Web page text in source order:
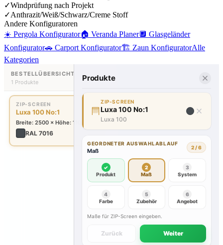
✓Windprüfung nach Projekt
✓Anthrazit/Weiß/Schwarz/Creme Stoff
Andere Konfiguratoren
☀️ Pergola Konfigurator🏠 Veranda Planer🔲 Glasgeländer
Konfigurator🚗 Carport Konfigurator🏗️ Zaun KonfiguratorAlle
Kategorien
BESTELLÜBERSICHT
1 Produkte
ZIP-SCREEN
Luxa 100 No:1
×
Breite: 2500 × Höhe: 1100
RAL 7016
Produkte
ZIP-SCREEN
Luxa 100 No:1
Luxa 100
GEORDNETER AUSWAHLABLAUF
Maß 2/6
✓
Produkt
2
Maß
3
System
4
Farbe
5
Zubehör
6
Angebot
Maße für ZIP-Screen eingeben.
Zurück Weiter